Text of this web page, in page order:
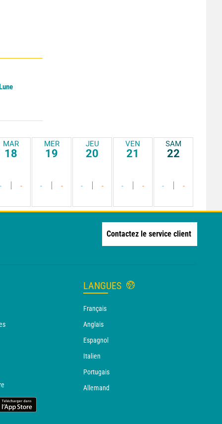
MAR
18
-
MER
19
- -
JEU
20
- -
VEN
21
- -
SAM
22
- -
Contactez le service client
LANGUES
Français
Anglais
Espagnol
Italien
Portugais
Allemand